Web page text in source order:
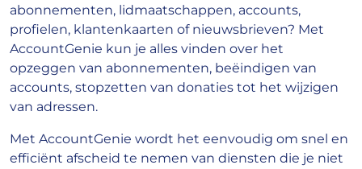
abonnementen, lidmaatschappen, accounts,
profielen, klantenkaarten of nieuwsbrieven? Met
AccountGenie kun je alles vinden over het
opzeggen van abonnementen, beëindigen van
accounts, stopzetten van donaties tot het wijzigen
van adressen.
Met AccountGenie wordt het eenvoudig om snel en
efficiënt afscheid te nemen van diensten die je niet